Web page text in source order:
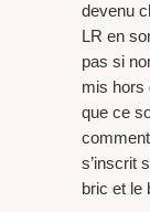
devenu
LR en
pas si
mis hors
que ce
s’inscrit
bric et le